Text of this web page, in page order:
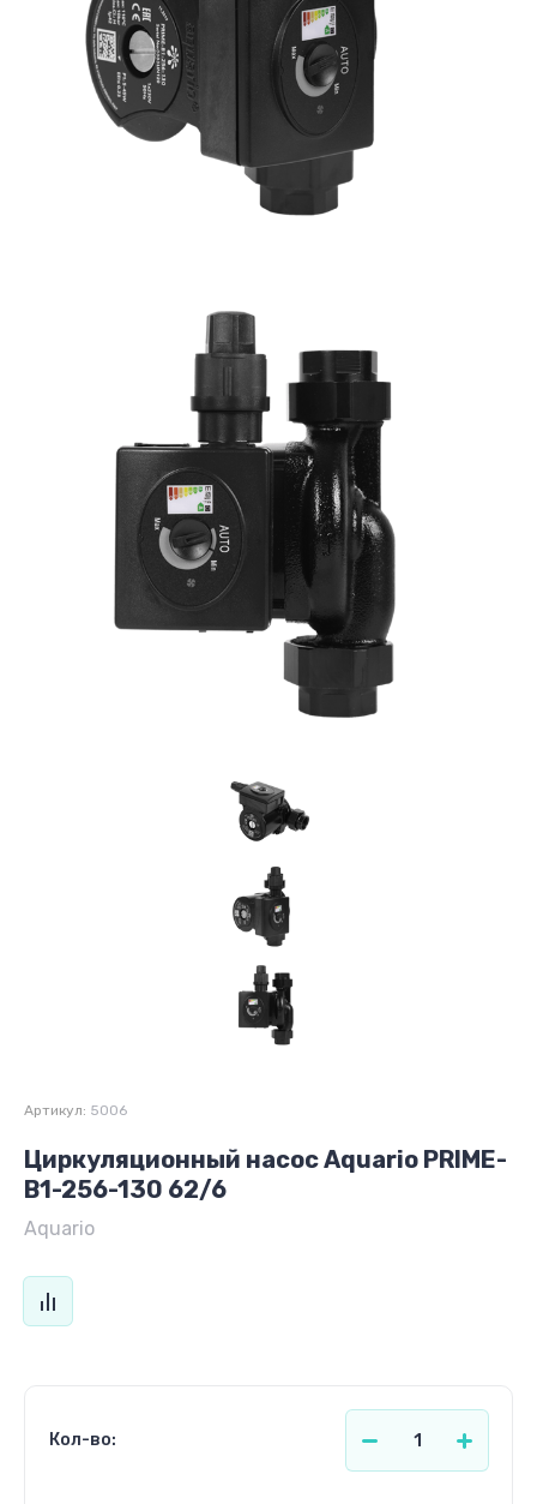
Артикул: 5006
Циркуляционный насос Aquario PRIME-
B1-256-130 62/6
Aquario
Кол-во: